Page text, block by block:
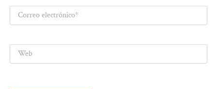
Correo
electrónico*
Web